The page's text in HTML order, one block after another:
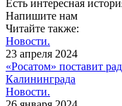
Есть интересная
Напишите нам
Читайте также:
Новости.
23 апреля 2024
«Росатом» поставит
Калининграда
Новости.